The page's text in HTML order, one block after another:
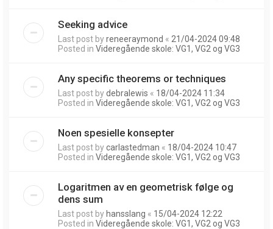
Seeking advice
Last post byreneeraymond « 21/04-2024 09:48
Posted in Videregående skole: VG1, VG2 og VG3
Any specific theorems or techniques
Last post bydebralewis « 18/04-2024 11:34
Posted in Videregående skole: VG1, VG2 og VG3
Noen spesielle konsepter
Last post bycarlastedman « 18/04-2024 10:47
Posted in Videregående skole: VG1, VG2 og VG3
Logaritmen av en geometrisk følge og
dens sum
Last post by hansslang « 15/04-2024 12:22
Posted in Videregående skole: VG1, VG2 og VG3